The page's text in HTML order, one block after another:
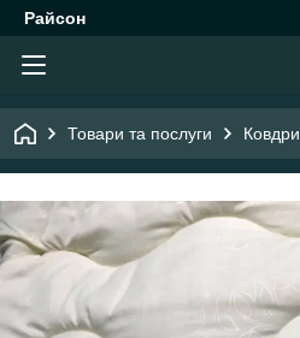
Райсон
Товари та послуги Ковдри